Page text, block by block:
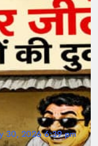
2026 6:29 pm